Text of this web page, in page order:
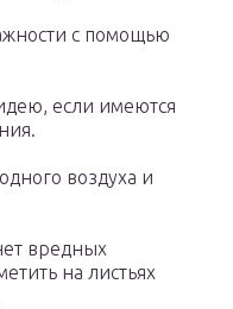
с помощью
если имеются
воздуха и
вредных
на листьях